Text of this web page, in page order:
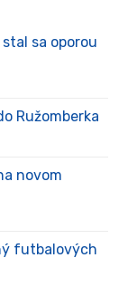
sa oporou
Ružomberka
novom
futbalových